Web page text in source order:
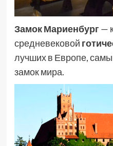
Замок Мариенбург —
средневековой
лучших в Европе,
замок мира.